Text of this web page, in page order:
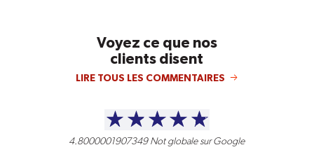
Voyez ce que nos
clients disent
LIRE TOUS LES COMMENTAIRES
4.8000001907349 Not globale sur Google